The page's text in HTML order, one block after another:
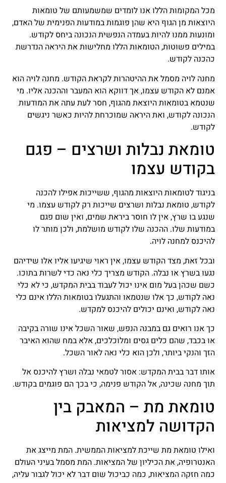
מכל המקומות הללו אנו לומדים שמשמעותם של טומאות
היוצאות מן הגוף היא שהן פוגמות במודעות הפנימית של האדם,
ומונעות ממנו להיות בעמדה הנפשית הנכונה ביחס לקודש.
במילים פשוטות, הטומאות הללו מחלישות את היראה הנדרשת
כהכנה לקודש.
מחנה לויה מסמל את ההיטהרות לקראת הקודש. מחנה לויה הוא
אמנם לא הקודש עצמו, אך דווקא הוא המעבר וההכנה אליו. מי
שנטמא בטומאות היוצאת מהגוף, חסר לעת עתה את המודעות
הנכונה לקודש, ואת היראה שמוכרחת להיות כאשר ניגשים
לקודש.
טומאת נבלות ושרצים – פגם
בקודש עצמו
בניגוד לטומאות היוצאות מהגוף, ששייכות אפילו להכנה
לקודש, טומאת נבלות ושרצים שייכות רק לקודש עצמו. מי
שנגע בו שרץ, אין לו חוסר ביראת שמים, ואין שום פגם
במודעות שלו. ההכנה שלו לקודש מושלמת, ולכן מותר לו
להיכנס למחנה לויה.
ובכל זאת, מצד הקודש עצמו, אין ראוי שיגיעו אליו אלו שידיהם
נגעו בשרץ או נבלה. הקודש מצריך כלי נאה כדי לשרות בתוכו.
כשם שכהן בעל מום אינו יכול לעבוד בבית המקדש, כי לא כלי
נאה לקודש, כך אלו שנטמאו והתגעלו בטומאות הללו אינם כלי
נאה לקודש, ואינם יכולים להיכנס למקדש.
כך אנו רואים גם במבנה הנפש, שאור השכל אינו שורה בקיבה
או בכבד, שהם כלים גסים ומלוכלכים, אלא במח שהוא האיבר
הזך והנקי ביותר, ולכן הוא כלי נאה לאור השכל.
אותו דבר בבית המקדש: אסור לטמאי נבלה ושרץ להיכנס אל
תוך מחנה שכינה, אל הקודש פנימה, כי בכך הם פוגמים בקודש.
טומאת מת – המאבק בין
הקדושה למציאות
ואילו טומאת מת שייכת למציאות הממשית. המת מייצג את
האנטרופיה, את הכיליון של המציאות. המת מסמל בעיני העולם
כמה חזקה המציאות, כמה כביכול שום דבר לא יכול לגבור עליה,